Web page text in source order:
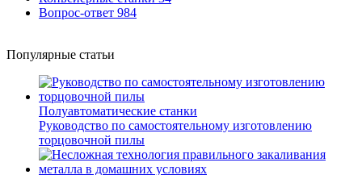
Вопрос-ответ 984
Популярные статьи
Полуавтоматические станки
Руководство по самостоятельному изготовлению
торцовочной пилы